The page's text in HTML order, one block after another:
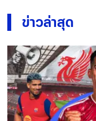
ข่าวล่าสุด